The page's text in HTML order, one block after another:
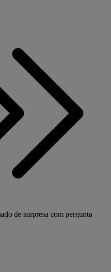
de surpresa com pergunta